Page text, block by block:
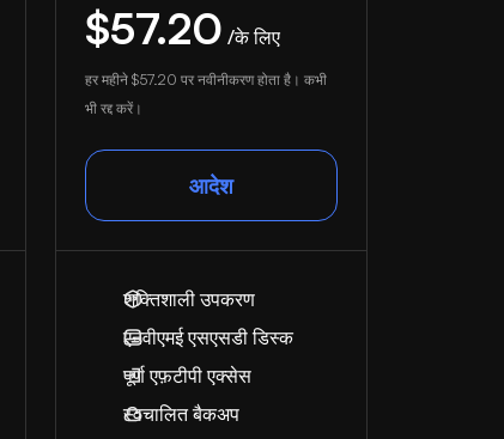
$57.20 /के लिए
हर महीने $57.20 पर नवीनीकरण होता है। कभी
भी रद्द करें।
आदेश
शक्तिशाली उपकरण
एनवीएमई एसएसडी डिस्क
पूर्ण एफ़टीपी एक्सेस
स्वचालित बैकअप